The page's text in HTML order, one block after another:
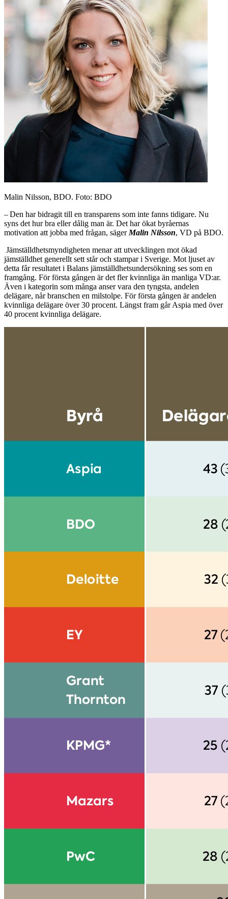
Malin Nilsson, BDO. Foto: BDO
– Den har bidragit till en transparens som inte fanns tidigare. Nu
syns det hur bra eller dålig man är. Det har ökat byråernas
motivation att jobba med frågan, säger Malin Nilsson, VD på BDO.
Jämställdhetsmyndigheten menar att utvecklingen mot ökad
jämställdhet generellt sett står och stampar i Sverige. Mot ljuset av
detta får resultatet i Balans jämställdhetsundersökning ses som en
framgång. För första gången är det fler kvinnliga än manliga VD:ar.
Även i kategorin som många anser vara den tyngsta, andelen
delägare, når branschen en milstolpe. För första gången är andelen
kvinnliga delägare över 30 procent. Längst fram går Aspia med över
40 procent kvinnliga delägare.